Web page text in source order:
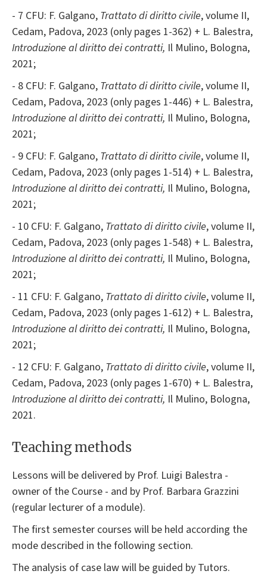
- 7 CFU: F. Galgano, Trattato di diritto civile, volume II,
Cedam, Padova, 2023 (only pages 1-362) + L. Balestra,
Introduzione al diritto dei contratti, Il Mulino, Bologna,
2021;
- 8 CFU: F. Galgano, Trattato di diritto civile, volume II,
Cedam, Padova, 2023 (only pages 1-446) + L. Balestra,
Introduzione al diritto dei contratti, Il Mulino, Bologna,
2021;
- 9 CFU: F. Galgano, Trattato di diritto civile, volume II,
Cedam, Padova, 2023 (only pages 1-514) + L. Balestra,
Introduzione al diritto dei contratti, Il Mulino, Bologna,
2021;
- 10 CFU: F. Galgano, Trattato di diritto civile, volume II,
Cedam, Padova, 2023 (only pages 1-548) + L. Balestra,
Introduzione al diritto dei contratti, Il Mulino, Bologna,
2021;
- 11 CFU: F. Galgano, Trattato di diritto civile, volume II,
Cedam, Padova, 2023 (only pages 1-612) + L. Balestra,
Introduzione al diritto dei contratti, Il Mulino, Bologna,
2021;
- 12 CFU: F. Galgano, Trattato di diritto civile, volume II,
Cedam, Padova, 2023 (only pages 1-670) + L. Balestra,
Introduzione al diritto dei contratti, Il Mulino, Bologna,
2021.
Teaching methods
Lessons will be delivered by Prof. Luigi Balestra -
owner of the Course - and by Prof. Barbara Grazzini
(regular lecturer of a module).
The first semester courses will be held according the
mode described in the following section.
The analysis of case law will be guided by Tutors.